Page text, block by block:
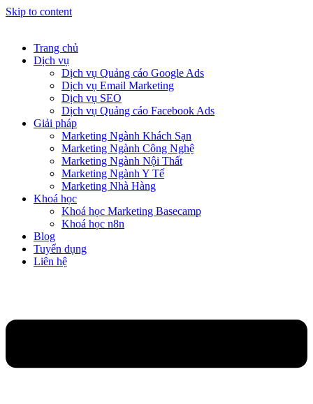
Skip to content
Trang chủ
Dịch vụ
Dịch vụ Quảng cáo Google Ads
Dịch vụ Email Marketing
Dịch vụ SEO
Dịch vụ Quảng cáo Facebook Ads
Giải pháp
Marketing Ngành Khách Sạn
Marketing Ngành Công Nghệ
Marketing Ngành Nội Thất
Marketing Ngành Y Tế
Marketing Nhà Hàng
Khoá học
Khoá học Marketing Basecamp
Khoá học n8n
Blog
Tuyển dụng
Liên hệ